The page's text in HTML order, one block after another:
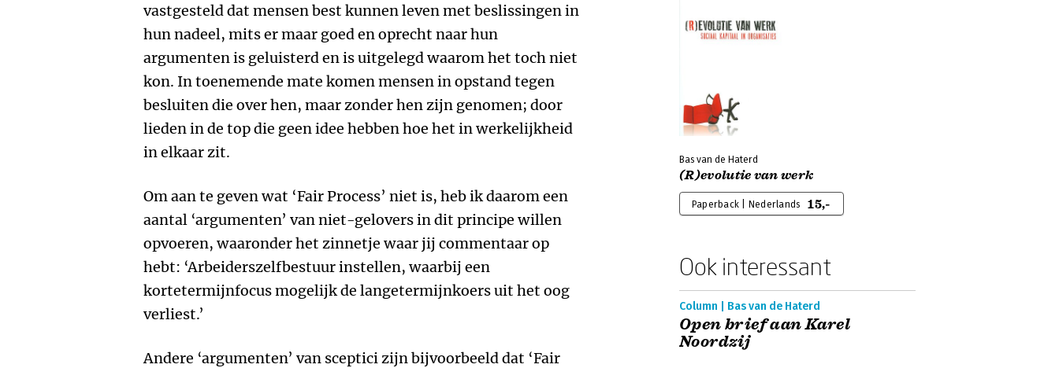
vastgesteld dat mensen best kunnen leven met beslissingen in
hun nadeel, mits er maar goed en oprecht naar hun
argumenten is geluisterd en is uitgelegd waarom het toch niet
kon. In toenemende mate komen mensen in opstand tegen
besluiten die over hen, maar zonder hen zijn genomen; door
lieden in de top die geen idee hebben hoe het in werkelijkheid
in elkaar zit.
Om aan te geven wat ‘Fair Process’ niet is, heb ik daarom een
aantal ‘argumenten’ van niet-gelovers in dit principe willen
opvoeren, waaronder het zinnetje waar jij commentaar op
hebt: ‘Arbeiderszelfbestuur instellen, waarbij een
kortetermijnfocus mogelijk de langetermijnkoers uit het oog
verliest.’
Andere ‘argumenten’ van sceptici zijn bijvoorbeeld dat ‘Fair
Bas van de Haterd
(R)evolutie van werk
Paperback | Nederlands 15,-
Ook interessant
Column | Bas van de Haterd
Open brief aan Karel
Noordzij